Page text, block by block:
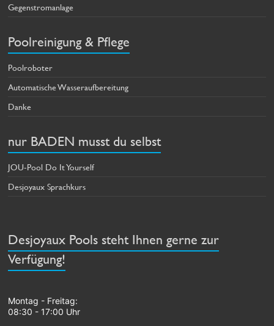
Gegenstromanlage
Poolreinigung & Pflege
Poolroboter
Automatische Wasseraufbereitung
Danke
nur BADEN musst du selbst
JOU-Pool Do It Yourself
Desjoyaux Sprachkurs
Desjoyaux Pools steht Ihnen gerne zur
Verfügung!
Montag - Freitag:
08:30 - 17:00 Uhr